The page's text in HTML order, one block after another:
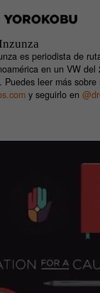
es periodista de
en un VW del
Puedes leer más sobre
y seguirlo en